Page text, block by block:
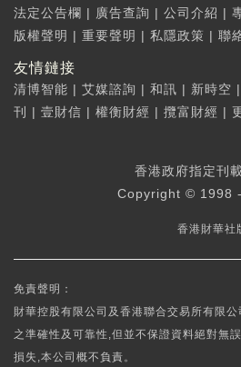
法定公告欄 | 廣告查詢 | 公司介紹 |
版權聲明 | 重要聲明 | 私隱政策 | 聯
友情鏈接
清博智能 | 艾媒諮詢 | 和訊 | 新時空 |
刊
| 壹財信 | 權衡財經 | 攬富財經 |
香港政府指定刊
Copyright © 1998 -
香港財華社
免責聲明：
財華控股有限公司及香港聯合交易所有限
之準確性及可靠性,但並不保證資料絕對無
損失,本公司概不負責。